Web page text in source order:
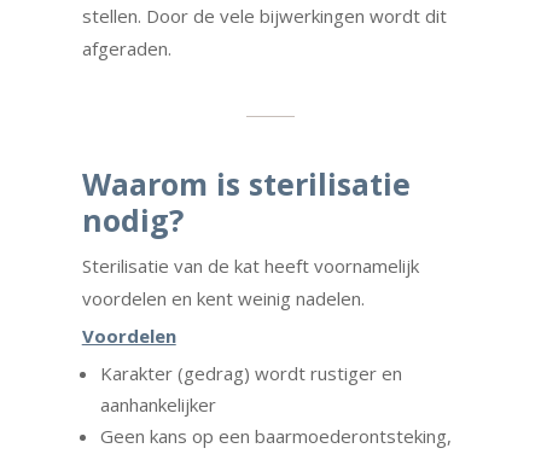
stellen. Door de vele bijwerkingen wordt dit
afgeraden.
Waarom is sterilisatie
nodig?
Sterilisatie van de kat heeft voornamelijk
voordelen en kent weinig nadelen.
Voordelen
Karakter (gedrag) wordt rustiger en
aanhankelijker
Geen kans op een baarmoederontsteking,